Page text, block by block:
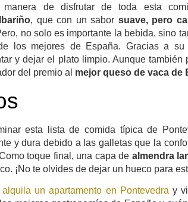
de disfrutar de toda esta
, que con un sabor suave, pero
no solo es importante la bebida, sino
los mejores de España. Gracias a su
y dejar el plato limpio. Aunque
del premio al mejor queso de vaca de
esta lista de comida típica de
y dura debido a las galletas que la
toque final, una capa de almendra
¡No te olvides de dejar un hueco para
alquila un apartamento en Pontevedra y